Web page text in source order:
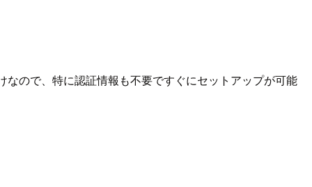
ので、特に認証情報も不要ですぐにセットアップが可能